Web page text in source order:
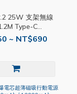
25W 支架無線
Type-C
~ NT$690